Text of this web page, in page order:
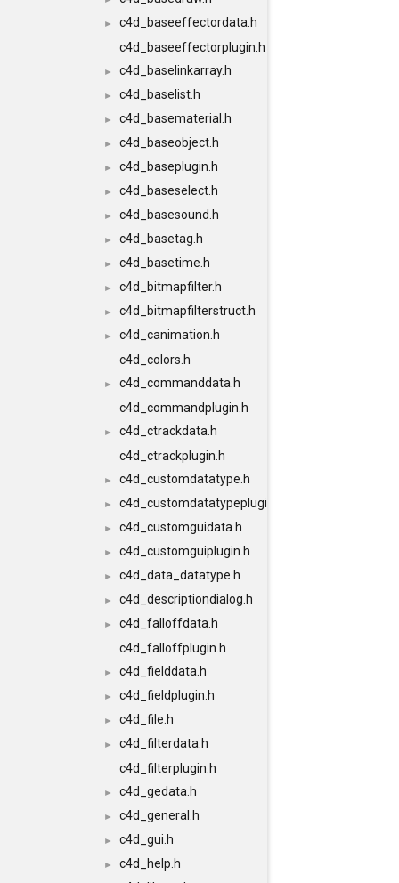
►
c4d_baseeffectordata.h
c4d_baseeffectorplugin.h
► c4d_baselinkarray.h
► c4d_baselist.h
► c4d_basematerial.h
► c4d_baseobject.h
► c4d_baseplugin.h
► c4d_baseselect.h
► c4d_basesound.h
► c4d_basetag.h
► c4d_basetime.h
► c4d_bitmapfilter.h
► c4d_bitmapfilterstruct.h
►
c4d_canimation.h
c4d_colors.h
►
c4d_commanddata.h
c4d_commandplugin.h
►
c4d_ctrackdata.h
c4d_ctrackplugin.h
► c4d_customdatatype.h
► c4d_customdatatypeplugin.h
► c4d_customguidata.h
► c4d_customguiplugin.h
► c4d_data_datatype.h
► c4d_descriptiondialog.h
►
c4d_falloffdata.h
c4d_falloffplugin.h
► c4d_fielddata.h
► c4d_fieldplugin.h
► c4d_file.h
►
c4d_filterdata.h
c4d_filterplugin.h
► c4d_gedata.h
► c4d_general.h
► c4d_gui.h
►
c4d_help.h